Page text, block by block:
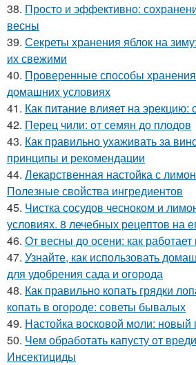
38. Просто и эффективно:
весны
39. Секреты хранения яблок на
их свежими
40. Проверенные способы
домашних условиях
41. Как питание влияет на
42. Перец чили: от семян до плодов
43. Как правильно ухаживать за
принципы и рекомендации
44. Лекарственная настойка с
Полезные свойства ингредиентов
45. Чистка сосудов чесноком и
условиях. 8 лечебных рецептов на
46. От весны до осени: как работает
47. Узнайте, как использовать
для удобрения сада и огорода
48. Как правильно копать грядки
копать в огороде: советы бывалых
49. Настойка восковой моли: новый
50. Чем обработать капусту от
Инсектициды